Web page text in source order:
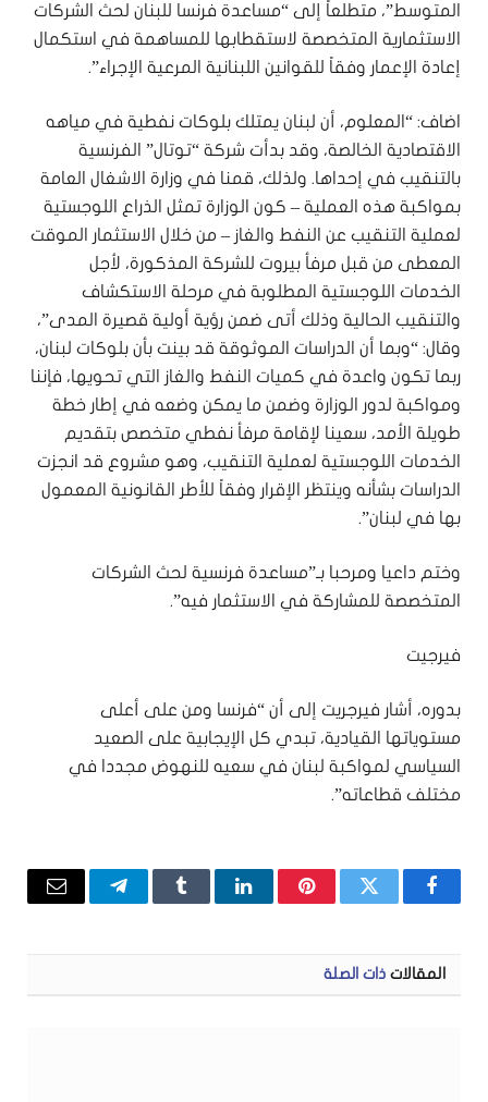
المتوسط”، متطلعاً إلى “مساعدة فرنسا للبنان لحث الشركات
الاستثمارية المتخصصة لاستقطابها للمساهمة في استكمال
إعادة الإعمار وفقاً للقوانين اللبنانية المرعية الإجراء”.
اضاف: “المعلوم، أن لبنان يمتلك بلوكات نفطية في مياهه
الاقتصادية الخالصة، وقد بدأت شركة “توتال” الفرنسية
بالتنقيب في إحداها. ولذلك، قمنا في وزارة الاشغال العامة
بمواكبة هذه العملية – كون الوزارة تمثل الذراع اللوجستية
لعملية التنقيب عن النفط والغاز – من خلال الاستثمار الموقت
المعطى من قبل مرفأ بيروت للشركة المذكورة، لأجل
الخدمات اللوجستية المطلوبة في مرحلة الاستكشاف
والتنقيب الحالية وذلك أتى ضمن رؤية أولية قصيرة المدى”،
وقال: “وبما أن الدراسات الموثوقة قد بينت بأن بلوكات لبنان،
ربما تكون واعدة في كميات النفط والغاز التي تحويها، فإننا
ومواكبة لدور الوزارة وضمن ما يمكن وضعه في إطار خطة
طويلة الأمد، سعينا لإقامة مرفأ نفطي متخصص بتقديم
الخدمات اللوجستية لعملية التنقيب، وهو مشروع قد انجزت
الدراسات بشأنه وينتظر الإقرار وفقاً للأطر القانونية المعمول
بها في لبنان”.
وختم داعيا ومرحبا بـ”مساعدة فرنسية لحث الشركات
المتخصصة للمشاركة في الاستثمار فيه”.
فيرجيت
بدوره، أشار فيرجريت إلى أن “فرنسا ومن على أعلى
مستوياتها القيادية، تبدي كل الإيجابية على الصعيد
السياسي لمواكبة لبنان في سعيه للنهوض مجددا في
مختلف قطاعاته”.
فيسبوكتويتر بينتيريستلينكدإنTumblrتيلقرامالبريد
المقالات ذات الصلة